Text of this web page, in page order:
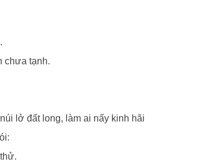
chưa tạnh.
lở đất long, làm ai nấy kinh hãi